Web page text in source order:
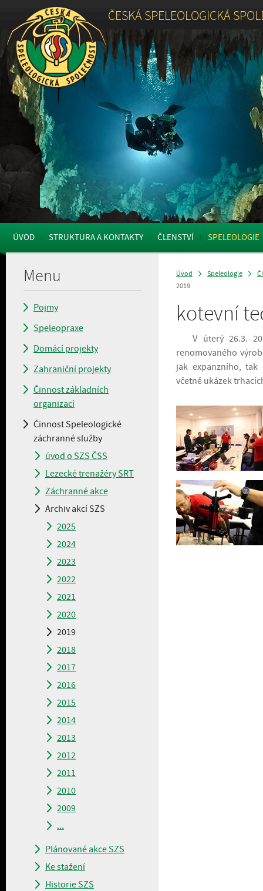
ČESKÁ SPELEOLOGICKÁ
ÚVOD STRUKTURA A KONTAKTY ČLENSTVÍ SPELEOLOGIE
Menu
Pojmy
Speleopraxe
Domácí projekty
Zahraniční projekty
Činnost základních
organizací
Činnost Speleologické
záchranné služby
úvod o SZS ČSS
Lezecké trenažéry SRT
Záchranné akce
Archiv akcí SZS
2025
2024
2023
2022
2021
2020
2019
2018
2017
2016
2015
2014
2013
2012
2011
2010
2009
...
Plánované akce SZS
Ke stažení
Historie SZS
Úvod Speleologie
2019
kotevní
V úterý 26.3.
renomovaného
jak expanzního, tak
včetně ukázek